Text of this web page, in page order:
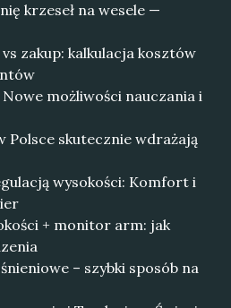
krzeseł na wesele —
zakup: kalkulacja kosztów
możliwości nauczania i
Polsce skutecznie wdrażają
wysokości: Komfort i
+ monitor arm: jak
– szybki sposób na